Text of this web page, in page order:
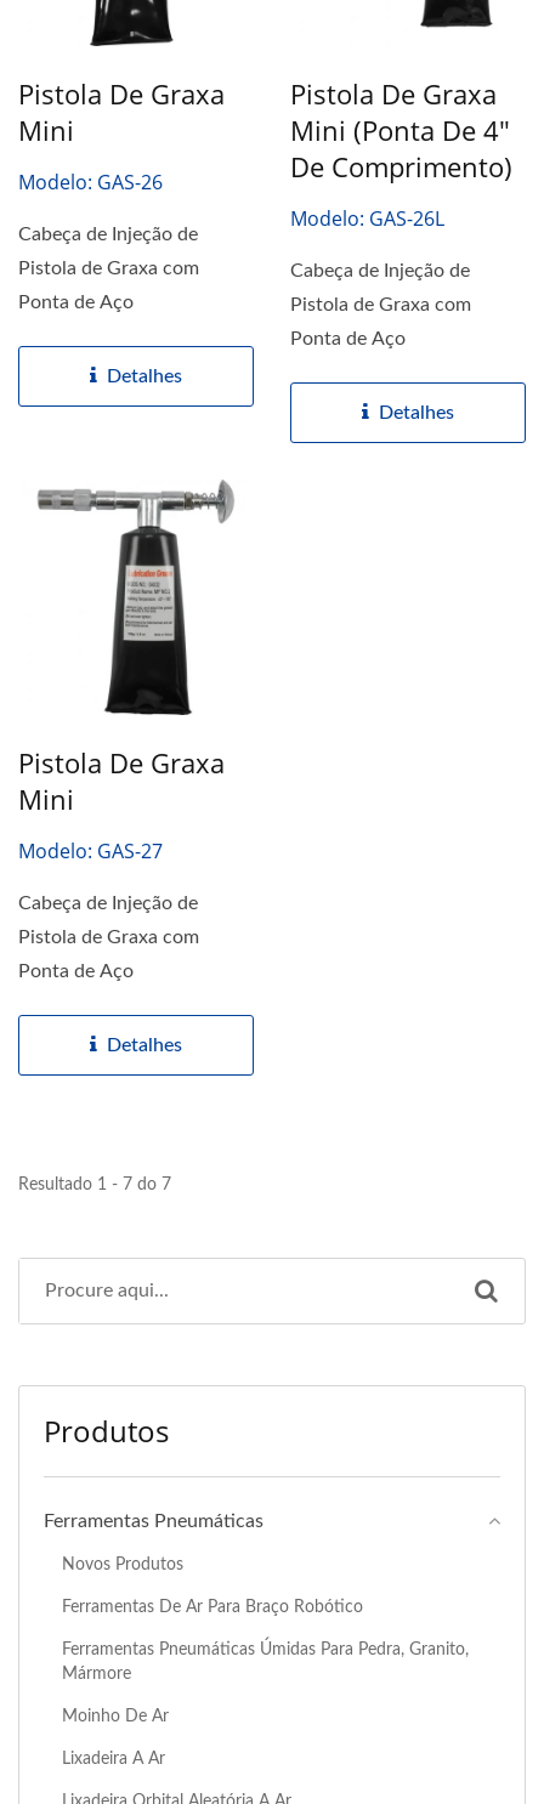
Pistola De Graxa
Mini
Modelo: GAS-26
Cabeça de Injeção de
Pistola de Graxa com
Ponta de Aço
Detalhes
Pistola De Graxa
Mini (Ponta De 4"
De Comprimento)
Modelo: GAS-26L
Cabeça de Injeção de
Pistola de Graxa com
Ponta de Aço
Detalhes
Pistola De Graxa
Mini
Modelo: GAS-27
Cabeça de Injeção de
Pistola de Graxa com
Ponta de Aço
Detalhes
Resultado 1 - 7 do 7
Produtos
Ferramentas Pneumáticas
Novos Produtos
Ferramentas De Ar Para Braço Robótico
Ferramentas Pneumáticas Úmidas Para Pedra, Granito,
Mármore
Moinho De Ar
Lixadeira A Ar